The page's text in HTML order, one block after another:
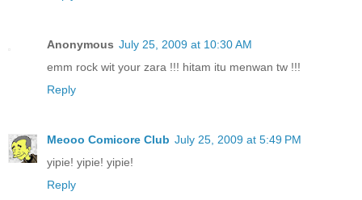
Anonymous July 25, 2009 at 10:30 AM
emm rock wit your zara !!! hitam itu menwan tw !!!
Reply
Meooo Comicore Club July 25, 2009 at 5:49 PM
yipie! yipie! yipie!
Reply